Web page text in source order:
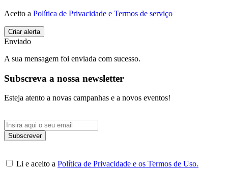
Aceito a Política de Privacidade e Termos de serviço
Enviado
A sua mensagem foi enviada com sucesso.
Subscreva a nossa newsletter
Esteja atento a novas campanhas e a novos eventos!
Li e aceito a Política de Privacidade e os Termos de Uso.